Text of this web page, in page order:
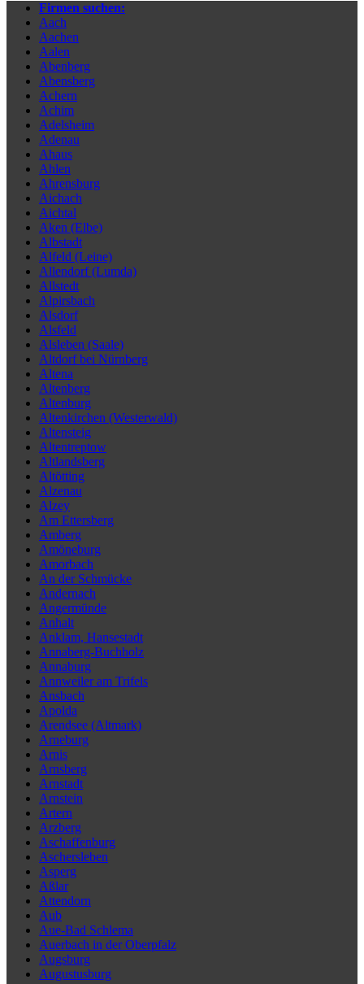
Firmen suchen:
Aach
Aachen
Aalen
Abenberg
Abensberg
Achern
Achim
Adelsheim
Adenau
Ahaus
Ahlen
Ahrensburg
Aichach
Aichtal
Aken (Elbe)
Albstadt
Alfeld (Leine)
Allendorf (Lumda)
Allstedt
Alpirsbach
Alsdorf
Alsfeld
Alsleben (Saale)
Altdorf bei Nürnberg
Altena
Altenberg
Altenburg
Altenkirchen (Westerwald)
Altensteig
Altentreptow
Altlandsberg
Altötting
Alzenau
Alzey
Am Ettersberg
Amberg
Amöneburg
Amorbach
An der Schmücke
Andernach
Angermünde
Anhalt
Anklam, Hansestadt
Annaberg-Buchholz
Annaburg
Annweiler am Trifels
Ansbach
Apolda
Arendsee (Altmark)
Arneburg
Arnis
Arnsberg
Arnstadt
Arnstein
Artern
Arzberg
Aschaffenburg
Aschersleben
Asperg
Aßlar
Attendorn
Aub
Aue-Bad Schlema
Auerbach in der Oberpfalz
Augsburg
Augustusburg